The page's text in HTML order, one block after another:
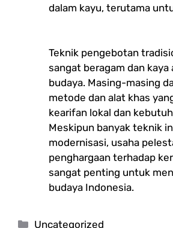
dalam kayu, terutama
Teknik pengebotan
sangat beragam dan kaya
budaya. Masing-masing
metode dan alat khas
kearifan lokal dan
Meskipun banyak teknik
modernisasi, usaha
penghargaan terhadap
sangat penting untuk
budaya Indonesia.
Categories
Uncategorized